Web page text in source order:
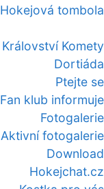
Hokejová tombola
Království Komety
Dortiáda
Ptejte se
Fan klub informuje
Fotogalerie
Aktivní fotogalerie
Download
Hokejchat.cz